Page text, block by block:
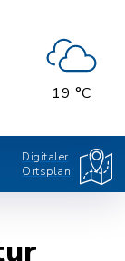
19 °C
Digitaler
Ortsplan